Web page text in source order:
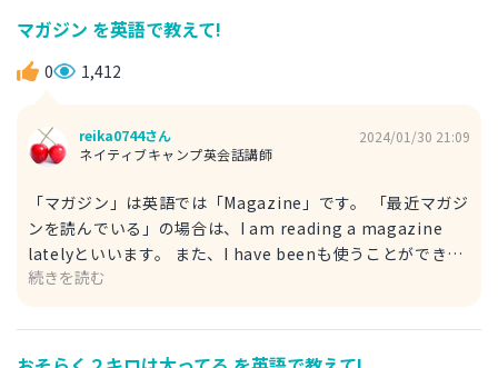
grade 1 level secretarial proficiency test」と言えます
が、少し不自然なので、「passed」を使った方をおすすめ
します。 例文） I passed the grade 1 level secretarial
ました。
マガジン を英語で教えて!
0 1,412
reika0744さん
ネイティブキャンプ英会話講師
2024/01/30 21:09
「マガジン」は英語では「Magazine」です。 「最近マガジ
ンを読んでいる」の場合は、I am reading a magazine
latelyといいます。 また、I have beenも使うことができま
す。 "I have been" は、現在完了形（Present Perfect）の
返し行われるまたは続くアクションや状態を表現するのに使
います。 「最近」には「lately」のほかに「recently」も
続きを読む